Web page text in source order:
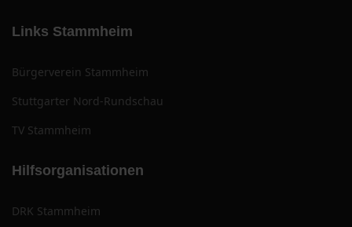
Links Stammheim
Bürgerverein Stammheim
Stuttgarter Nord-Rundschau
TV Stammheim
Hilfsorganisationen
DRK Stammheim